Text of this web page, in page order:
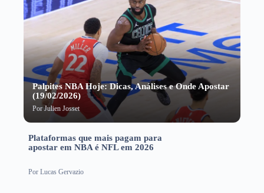
Palpites NBA Hoje: Dicas, Análises e Onde Apostar
(19/02/2026)
PorJulien Josset
Plataformas que mais pagam para
apostar em NBA é NFL em 2026
Por Lucas Gervazio